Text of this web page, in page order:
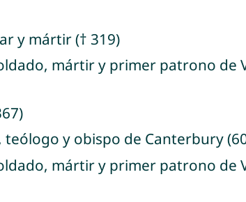
y mártir († 319)
mártir y primer patrono de
y obispo de Canterbury
mártir y primer patrono de